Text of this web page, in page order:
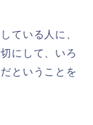
ている人に、
にして、いろ
ということを